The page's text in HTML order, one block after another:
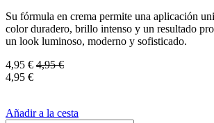
Su fórmula en crema permite una aplicación
color duradero, brillo intenso y un resultado
un look luminoso, moderno y sofisticado.
4,95 € 4,95€
4,95 €
Añadir a la cesta